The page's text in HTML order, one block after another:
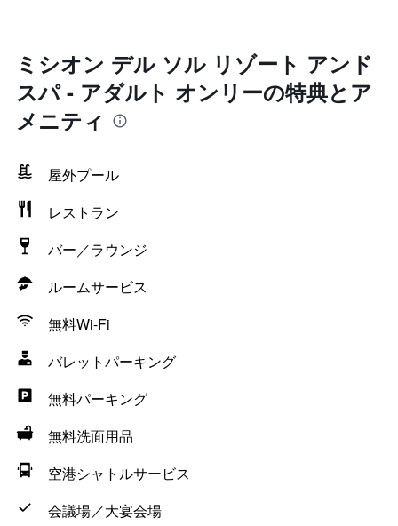
ミシオン デル ソル リゾート アンド
スパ - アダルト オンリーの特典とア
メニティ
屋外プール
レストラン
バー／ラウンジ
ルームサービス
無料Wi-Fi
バレットパーキング
無料パーキング
無料洗面用品
空港シャトルサービス
会議場／大宴会場